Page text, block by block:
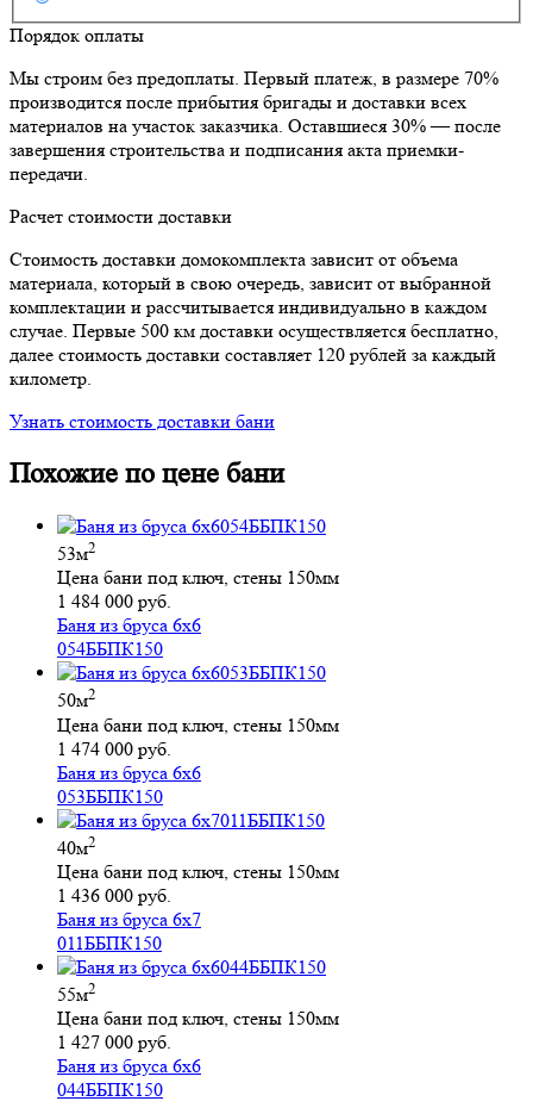
Порядок оплаты
Мы строим без предоплаты. Первый платеж, в размере 70%
производится после прибытия бригады и доставки всех
материалов на участок заказчика. Оставшиеся 30% — после
завершения строительства и подписания акта приемки-
передачи.
Расчет стоимости доставки
Стоимость доставки домокомплекта зависит от объема
материала, который в свою очередь, зависит от выбранной
комплектации и рассчитывается индивидуально в каждом
случае. Первые 500 км доставки осуществляется бесплатно,
далее стоимость доставки составляет 120 рублей за каждый
километр.
Узнать стоимость доставки бани
Похожие по цене бани
53м2
Цена бани под ключ, стены 150мм
1 484 000 руб.
Баня из бруса 6х6
054ББПК150
50м2
Цена бани под ключ, стены 150мм
1 474 000 руб.
Баня из бруса 6х6
053ББПК150
40м2
Цена бани под ключ, стены 150мм
1 436 000 руб.
Баня из бруса 6х7
011ББПК150
55м2
Цена бани под ключ, стены 150мм
1 427 000 руб.
Баня из бруса 6х6
044ББПК150